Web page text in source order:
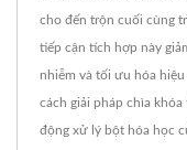
cho đến trộn cuối cùng
tiếp cận tích hợp này
nhiễm và tối ưu hóa
cách giải pháp chìa
động xử lý bột hóa học